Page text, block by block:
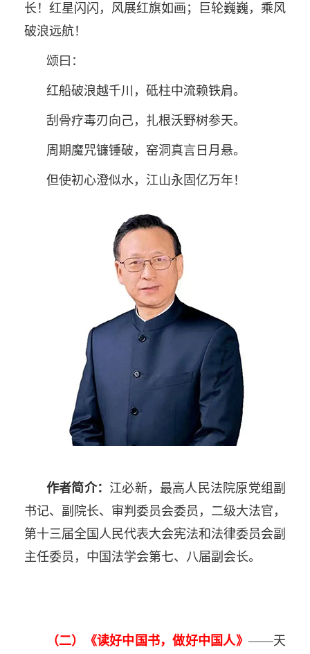
长！红星闪闪，风展红旗如画；巨轮巍巍，乘风
破浪远航！
颂曰：
红船破浪越千川，砥柱中流赖铁肩。
刮骨疗毒刃向己，扎根沃野树参天。
周期魔咒镰锤破，窑洞真言日月悬。
但使初心澄似水，江山永固亿万年！
作者简介： 江必新，最高人民法院原党组副
书记、副院长、审判委员会委员，二级大法官，
第十三届全国人民代表大会宪法和法律委员会副
主任委员，中国法学会第七、八届副会长。
（二）《读好中国书，做好中国人》 ——天